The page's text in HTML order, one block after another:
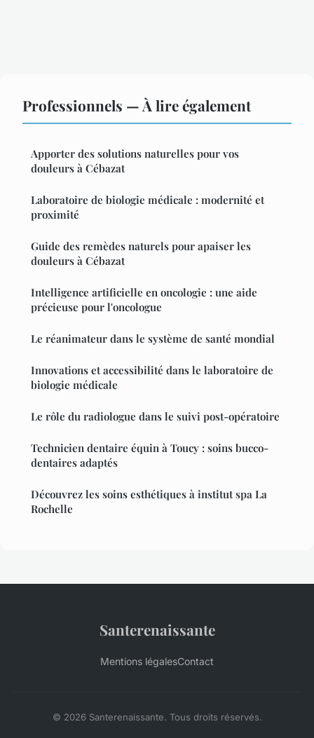
Professionnels — À lire également
Apporter des solutions naturelles pour vos
douleurs à Cébazat
Laboratoire de biologie médicale : modernité et
proximité
Guide des remèdes naturels pour apaiser les
douleurs à Cébazat
Intelligence artificielle en oncologie : une aide
précieuse pour l'oncologue
Le réanimateur dans le système de santé mondial
Innovations et accessibilité dans le laboratoire de
biologie médicale
Le rôle du radiologue dans le suivi post-opératoire
Technicien dentaire équin à Toucy : soins bucco-
dentaires adaptés
Découvrez les soins esthétiques à institut spa La
Rochelle
Santerenaissante
Mentions légalesContact
© 2026 Santerenaissante. Tous droits réservés.